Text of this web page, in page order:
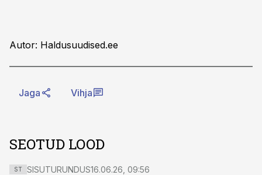
Autor: Haldusuudised.ee
Jaga Vihja
SEOTUD LOOD
ST SISUTURUNDUS16.06.26, 09:56